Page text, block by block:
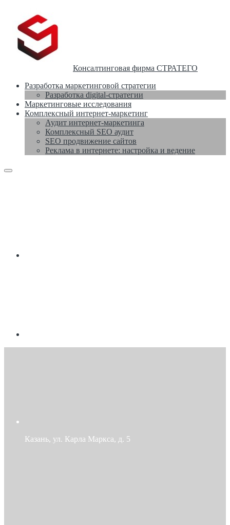
Консалтинговая фирма СТРАТЕГО
Разработка маркетинговой стратегии
Разработка digital-стратегии
Маркетинговые исследования
Комплексный интернет-маркетинг
Аудит интернет-маркетинга
Комплексный SEO аудит
SEO продвижение сайтов
Реклама в интернете: настройка и ведение
Казань, ул. Карла Маркса, д. 5